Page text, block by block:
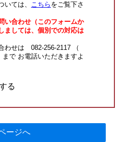
いては、 こちら をご覧下さ
い合わせ（このフォームか
ましては、個別での対応は
わせは 082-256-2117 （
で お電話いただきますよ
る
ージへ